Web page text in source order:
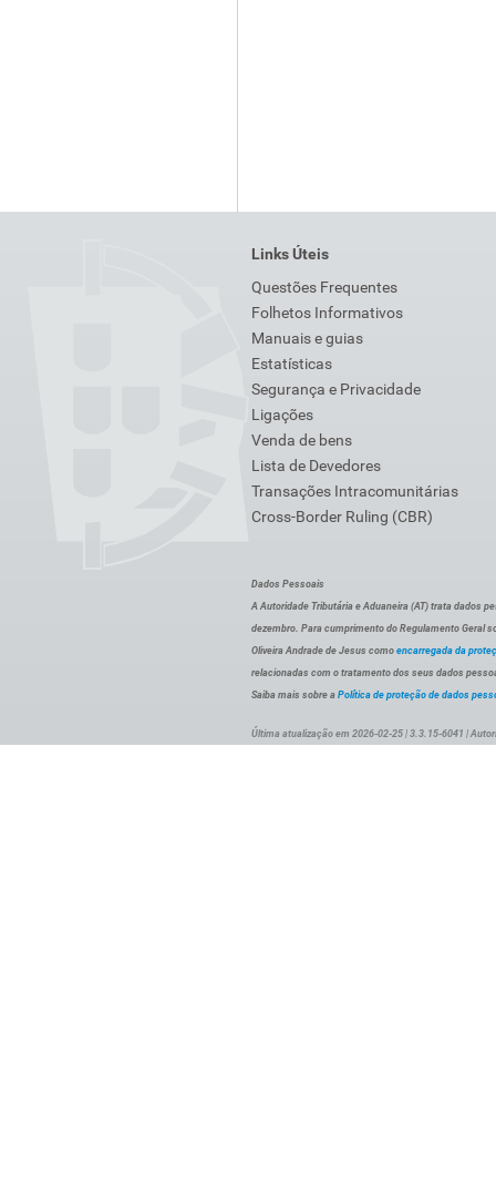
Links Úteis
Questões Frequentes
Folhetos Informativos
Manuais e guias
Estatísticas
Segurança e Privacidade
Ligações
Venda de bens
Lista de Devedores
Transações Intracomunitárias
Cross-Border Ruling (CBR)
Dados Pessoais
A Autoridade Tributária e Aduaneira (AT) trata dados
dezembro. Para cumprimento do Regulamento Geral
Oliveira Andrade de Jesus como encarregada da
relacionadas com o tratamento dos seus dados
Saiba mais sobre a Política de proteção de dados
Última atualização em 2026-02-25 | 3.3.15-6041 |